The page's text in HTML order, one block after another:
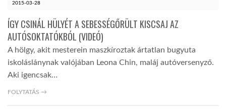
2015-03-28
ÍGY CSINÁL HÜLYÉT A SEBESSÉGŐRÜLT KISCSAJ AZ
AUTÓSOKTATÓKBÓL (VIDEÓ)
A hölgy, akit mesterein maszkíroztak ártatlan bugyuta
iskoláslánynak valójában Leona Chin, maláj autóversenyző.
Aki igencsak…
FOLYTATÁS →